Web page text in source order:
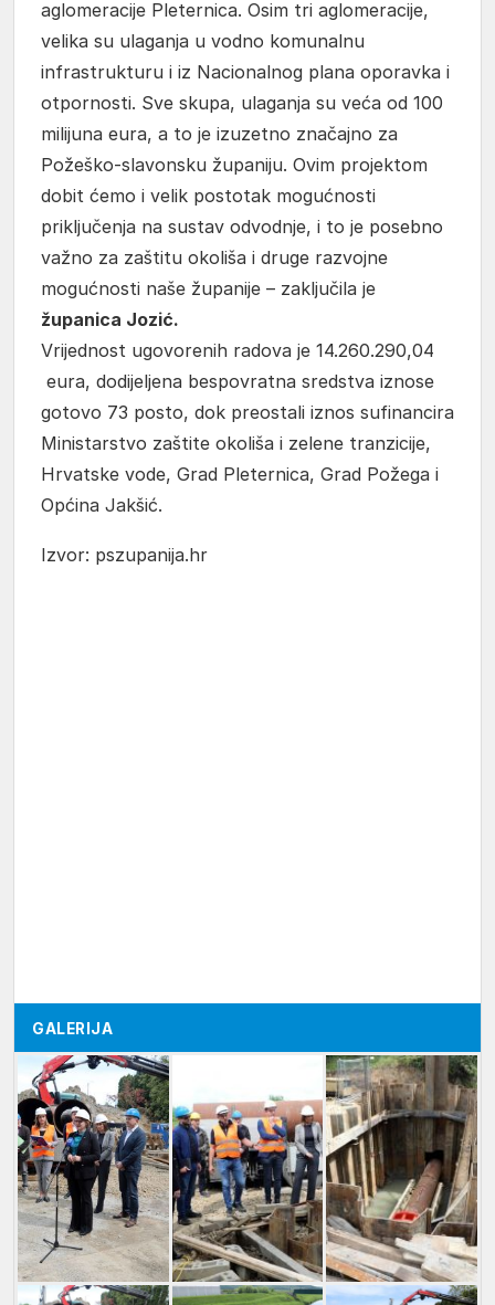
aglomeracije Pleternica. Osim tri aglomeracije,
velika su ulaganja u vodno komunalnu
infrastrukturu i iz Nacionalnog plana oporavka i
otpornosti. Sve skupa, ulaganja su veća od 100
milijuna eura, a to je izuzetno značajno za
Požeško-slavonsku županiju. Ovim projektom
dobit ćemo i velik postotak mogućnosti
priključenja na sustav odvodnje, i to je posebno
važno za zaštitu okoliša i druge razvojne
mogućnosti naše županije – zaključila je
županica Jozić.
Vrijednost ugovorenih radova je 14.260.290,04
eura, dodijeljena bespovratna sredstva iznose
gotovo 73 posto, dok preostali iznos sufinancira
Ministarstvo zaštite okoliša i zelene tranzicije,
Hrvatske vode, Grad Pleternica, Grad Požega i
Općina Jakšić.
Izvor: pszupanija.hr
GALERIJA